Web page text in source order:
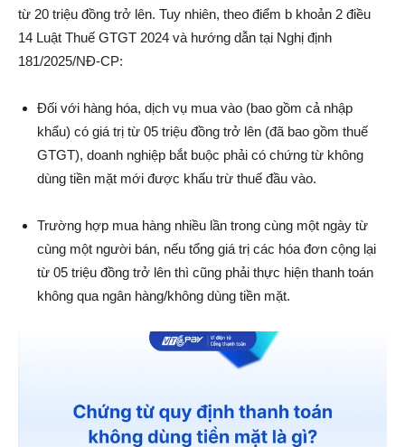
từ 20 triệu đồng trở lên. Tuy nhiên, theo điểm b khoản 2 điều
14 Luật Thuế GTGT 2024 và hướng dẫn tại Nghị định
181/2025/NĐ-CP:
Đối với hàng hóa, dịch vụ mua vào (bao gồm cả nhập
khẩu) có giá trị từ 05 triệu đồng trở lên (đã bao gồm thuế
GTGT), doanh nghiệp bắt buộc phải có chứng từ không
dùng tiền mặt mới được khấu trừ thuế đầu vào.
Trường hợp mua hàng nhiều lần trong cùng một ngày từ
cùng một người bán, nếu tổng giá trị các hóa đơn cộng lại
từ 05 triệu đồng trở lên thì cũng phải thực hiện thanh toán
không qua ngân hàng/không dùng tiền mặt.